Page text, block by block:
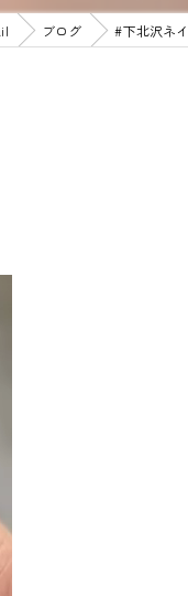
ブログ #下北沢ネ